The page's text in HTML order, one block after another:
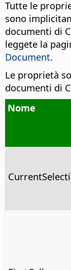
Tutte le
sono
documenti di
leggete la
Document.
Le proprietà
documenti di
Nome